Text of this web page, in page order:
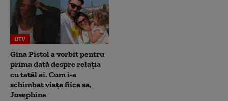
UTV
Gina Pistol a vorbit pentru
prima dată despre relația
cu tatăl ei. Cum i-a
schimbat viața fiica sa,
Josephine